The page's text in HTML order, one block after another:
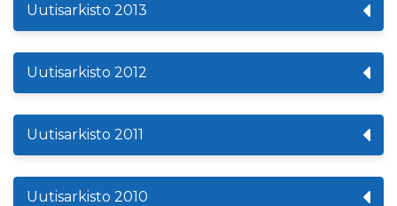
Uutisarkisto 2013
Uutisarkisto 2012
Uutisarkisto 2011
Uutisarkisto 2010